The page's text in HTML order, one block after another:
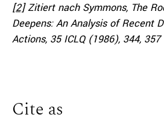
[2]Zitiert nach Symmons, The
Deepens: An Analysis of Recent
Actions, 35 ICLQ (1986), 344, 357
Cite as